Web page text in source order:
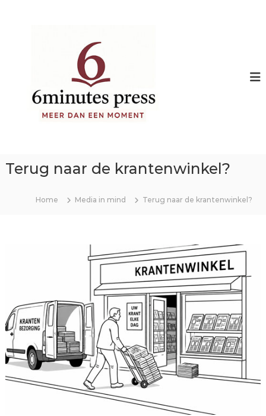
Terug naar de krantenwinkel?
Home Media in mind Terug naar de krantenwinkel?